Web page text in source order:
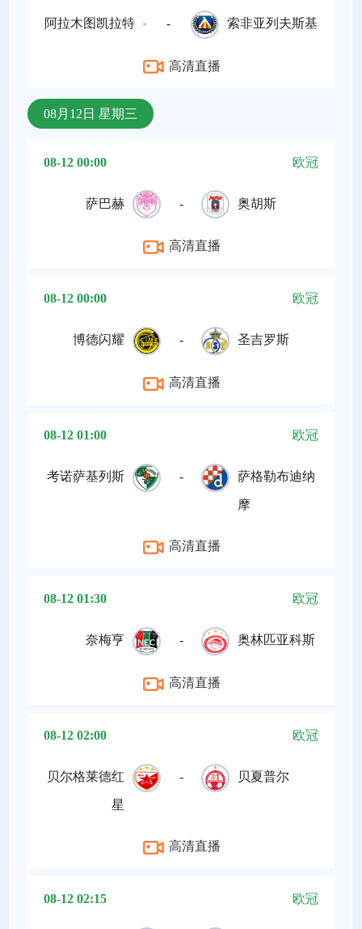
阿拉木图凯拉特 - 索非亚列夫斯基
高清直播
08月12日 星期三
08-12 00:00 欧冠
萨巴赫 - 奥胡斯
高清直播
08-12 00:00 欧冠
博德闪耀 - 圣吉罗斯
高清直播
08-12 01:00 欧冠
考诺萨基列斯 - 萨格勒布迪纳
摩
高清直播
08-12 01:30 欧冠
奈梅亨 - 奥林匹亚科斯
高清直播
08-12 02:00 欧冠
贝尔格莱德红
星
- 贝夏普尔
高清直播
08-12 02:15 欧冠